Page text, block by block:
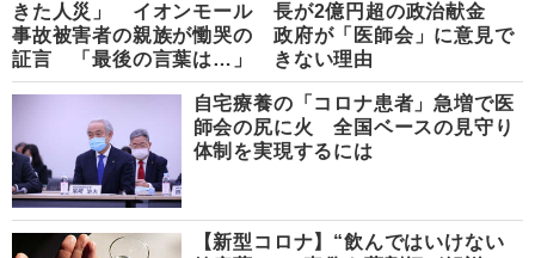
きた人災」 イオンモール
事故被害者の親族が慟哭の
証言 「最後の言葉は…」
長が2億円超の政治献金
政府が「医師会」に意見で
きない理由
自宅療養の「コロナ患者」急増で医
師会の尻に火 全国ベースの見守り
体制を実現するには
【新型コロナ】“飲んではいけない